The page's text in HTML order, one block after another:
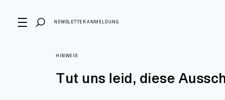
NEWSLETTER ANMELDUNG
HINWEIS
Tut uns leid, diese